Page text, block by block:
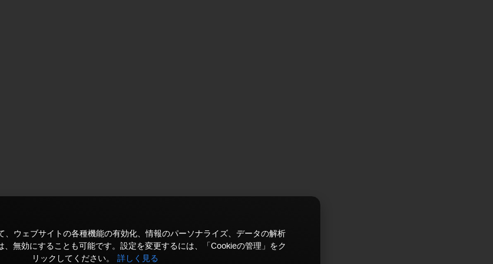
、ウェブサイトの各種機能の有効化、情報のパーソナライズ、データの解析
、無効にすることも可能です。設定を変更するには、「Cookieの管理」をク
リックしてください。
詳しく見る